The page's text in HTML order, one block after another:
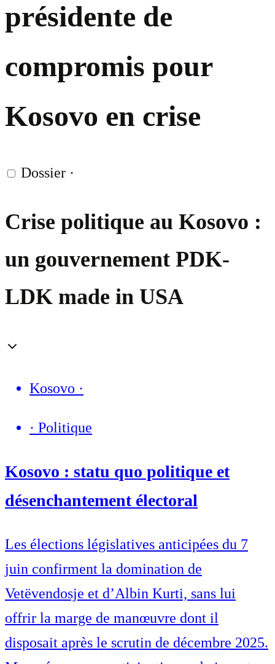
présidente de
compromis pour
Kosovo en crise
Dossier ·
Crise politique au Kosovo :
un gouvernement PDK-
LDK made in USA
Kosovo ·
· Politique
Kosovo : statu quo politique et
désenchantement électoral
Les élections législatives anticipées du 7
juin confirment la domination de
Vetëvendosje et d’Albin Kurti, sans lui
offrir la marge de manœuvre dont il
disposait après le scrutin de décembre 2025.